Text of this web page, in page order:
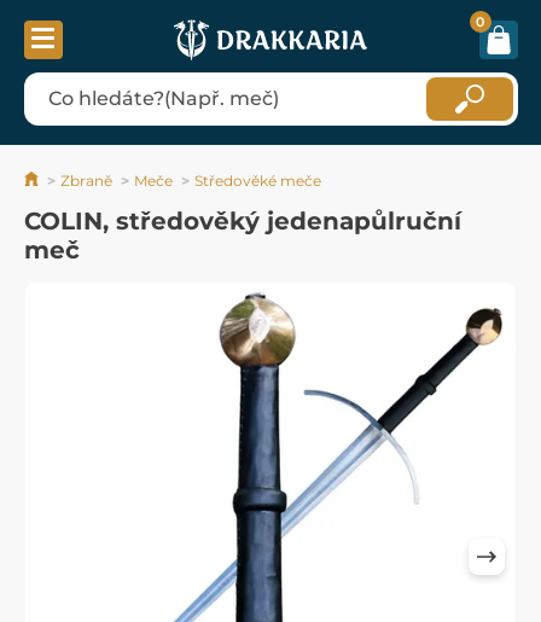
0
Zbraně Meče Středověké meče
COLIN, středověký jedenapůlruční
meč